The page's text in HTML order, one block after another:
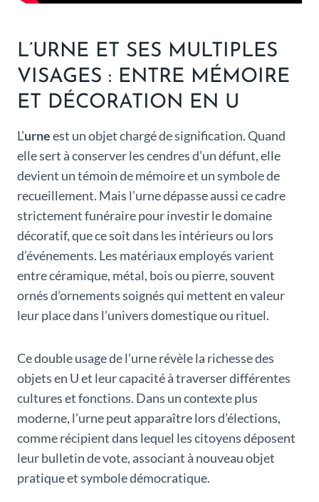
L’URNE ET SES MULTIPLES
VISAGES : ENTRE MÉMOIRE
ET DÉCORATION EN U
L’urneest un objet chargé de signification. Quand
elle sert à conserver les cendres d’un défunt, elle
devient un témoin de mémoire et un symbole de
recueillement. Mais l’urne dépasse aussi ce cadre
strictement funéraire pour investir le domaine
décoratif, que ce soit dans les intérieurs ou lors
d’événements. Les matériaux employés varient
entre céramique, métal, bois ou pierre, souvent
ornés d’ornements soignés qui mettent en valeur
leur place dans l’univers domestique ou rituel.
Ce double usage de l’urne révèle la richesse des
objets en U et leur capacité à traverser différentes
cultures et fonctions. Dans un contexte plus
moderne, l’urne peut apparaître lors d’élections,
comme récipient dans lequel les citoyens déposent
leur bulletin de vote, associant à nouveau objet
pratique et symbole démocratique.